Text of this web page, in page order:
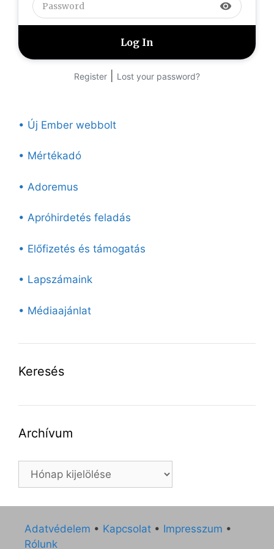
visibility
Register Lost your password?
• Új Ember webbolt
• Mértékadó
• Adoremus
• Apróhirdetés feladás
• Előfizetés és támogatás
• Lapszámaink
• Médiaajánlat
Keresés
Archívum
Archívum
Adatvédelem • Kapcsolat • Impresszum •
Rólunk